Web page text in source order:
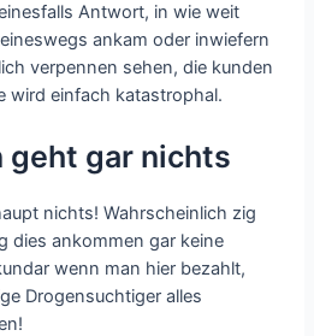
Antwort, in wie weit
ankam oder inwiefern
verpennen sehen, die kunden
wird einfach katastrophal.
geht gar nichts
nichts! Wahrscheinlich zig
dies ankommen gar keine
wenn man hier bezahlt,
Drogensuchtiger alles